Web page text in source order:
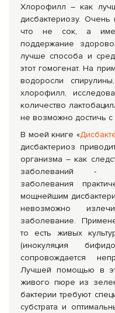
Хлорофилл – как
дисбактериозу.
что не сок, а
поддержание
лучше способа и
этот гомогенат. На
водоросли
хлорофилл,
количество
не возможно достичь
В моей книге «
дисбактериоз
организма – как
за­болеваний -
заболевания
мощнейшим
невозможно
заболевание.
то есть живых
(инокуляция
сопровождается
Лучшей помощью в
живого пюре из
бактерии требуют
субстрата и